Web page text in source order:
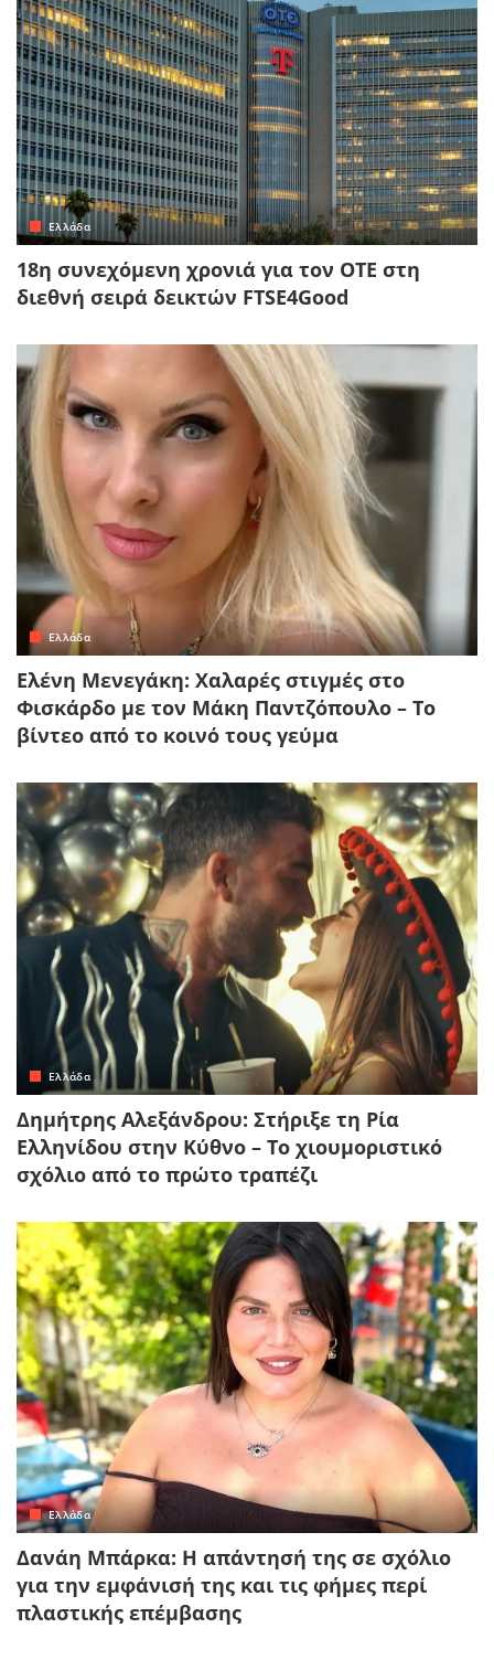
Ελλάδα
18η συνεχόμενη χρονιά για τον ΟΤΕ στη
διεθνή σειρά δεικτών FTSE4Good
Ελλάδα
Ελένη Μενεγάκη: Χαλαρές στιγμές στο
Φισκάρδο με τον Μάκη Παντζόπουλο – Το
βίντεο από το κοινό τους γεύμα
Ελλάδα
Δημήτρης Αλεξάνδρου: Στήριξε τη Ρία
Ελληνίδου στην Κύθνο – Το χιουμοριστικό
σχόλιο από το πρώτο τραπέζι
Ελλάδα
Δανάη Μπάρκα: Η απάντησή της σε σχόλιο
για την εμφάνισή της και τις φήμες περί
πλαστικής επέμβασης